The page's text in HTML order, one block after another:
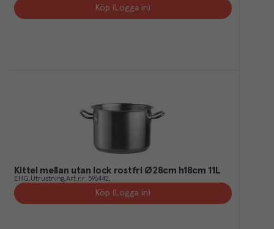
Köp (Logga in)
Kittel mellan utan lock rostfri Ø28cm h18cm 11L
EHG Utrustning Art.nr. 596442
Köp (Logga in)